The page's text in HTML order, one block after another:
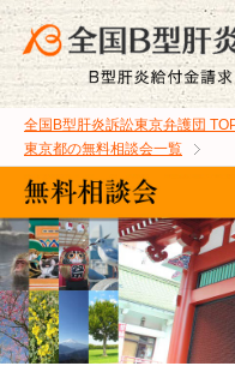
全国B型肝炎訴訟東京弁護団
東京都の無料相談会一覧